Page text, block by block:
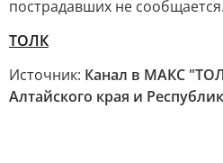
пострадавших не сообщается.
ТОЛК
Источник: Канал в МАКС
Алтайского края и